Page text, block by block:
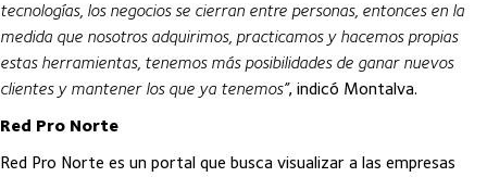
tecnologías, los negocios se cierran entre personas, entonces en la
medida que nosotros adquirimos, practicamos y hacemos propias
estas herramientas, tenemos más posibilidades de ganar nuevos
clientes y mantener los que ya tenemos”, indicó Montalva.
Red Pro Norte
Red Pro Norte es un portal que busca visualizar a las empresas